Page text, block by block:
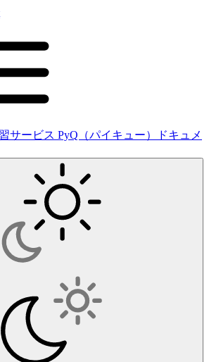
サービス PyQ（パイキュー）ドキュメ